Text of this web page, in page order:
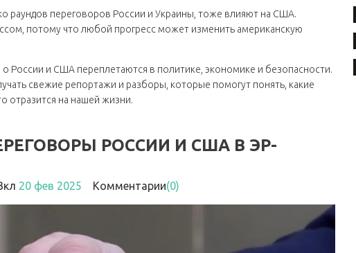
раундов переговоров России и Украины, тоже влияют на США.
потому что любой прогресс может изменить американскую
России и США переплетаются в политике, экономике и безопасности.
свежие репортажи и разборы, которые помогут понять, какие
отразится на нашей жизни.
РОССИИ И США В ЭР-
20 фев 2025 Комментарии(0)